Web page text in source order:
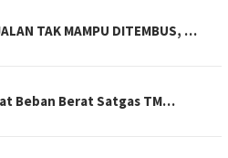
TAK MAMPU DITEMBUS, …
Beban Berat Satgas TM…